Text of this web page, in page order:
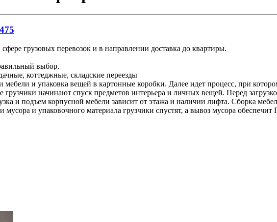
грузовых перевозок и в направлении доставка до квартиры.
выбор.
коттеджные, складские переезды
и упаковка вещей в картонные коробки. Далее идет процесс, при
начинают спуск предметов интерьера и личных вещей. Перед
и подъем корпусной мебели зависит от этажа и наличии лифта. Сборка
и упаковочного материала грузчики спустят, а вывоз мусора обеспечит